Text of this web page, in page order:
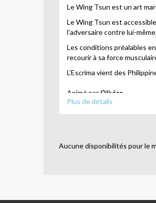
Le Wing Tsun est un art
Le Wing Tsun est
l’adversaire contre lui-
Les conditions préalables
recourir à sa force
L’Escrima vient des
Animé par Olivier
Plus de détails
Aucune disponibilités pour le